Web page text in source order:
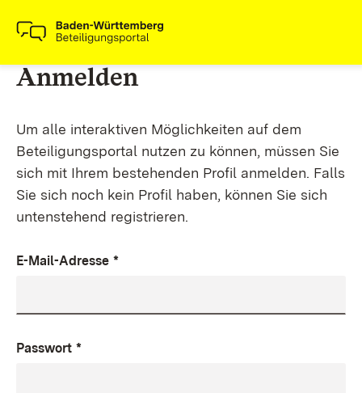
Anmelden
Um alle interaktiven Möglichkeiten auf dem
Beteiligungsportal nutzen zu können, müssen Sie
sich mit Ihrem bestehenden Profil anmelden. Falls
Sie sich noch kein Profil haben, können Sie sich
untenstehend registrieren.
E-Mail-Adresse *
Passwort *